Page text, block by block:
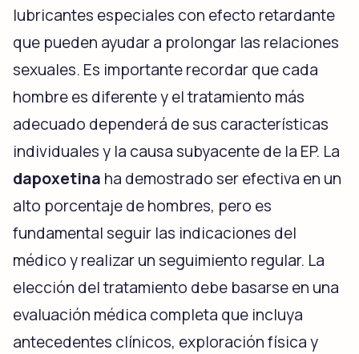
lubricantes especiales con efecto retardante
que pueden ayudar a prolongar las relaciones
sexuales. Es importante recordar que cada
hombre es diferente y el tratamiento más
adecuado dependerá de sus características
individuales y la causa subyacente de la EP. La
dapoxetina ha demostrado ser efectiva en un
alto porcentaje de hombres, pero es
fundamental seguir las indicaciones del
médico y realizar un seguimiento regular. La
elección del tratamiento debe basarse en una
evaluación médica completa que incluya
antecedentes clínicos, exploración física y